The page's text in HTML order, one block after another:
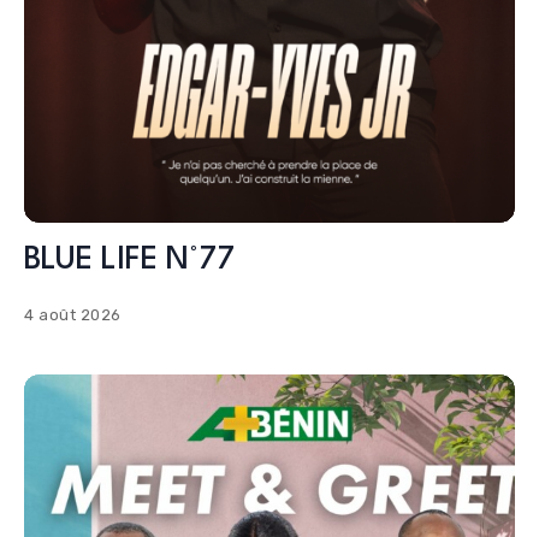
BLUE LIFE N°77
4 août 2026